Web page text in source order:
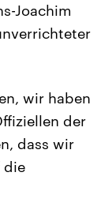
Joachim
wir haben
der
dass wir
die